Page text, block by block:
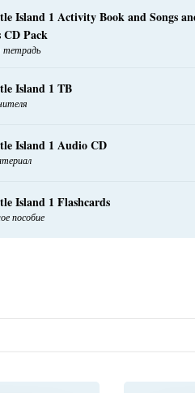
Island 1 Activity Book and Songs
CD Pack
тетрадь
Island 1 TB
Island 1 Audio CD
Island 1 Flashcards
пособие